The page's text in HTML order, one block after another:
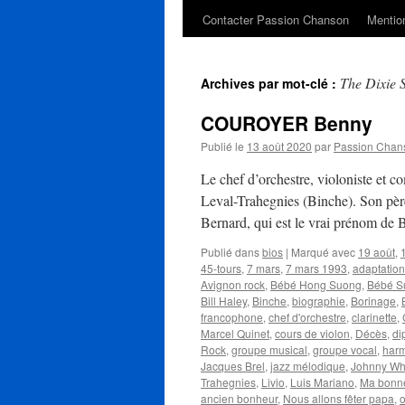
Contacter Passion Chanson
Archives par mot-clé : The Dixie
COUROYER Benny
Publié le 13 août 2020 par Passion
Le chef d’orchestre, violoniste et
Leval-Trahegnies (Binche). Son
Bernard, qui est le vrai prénom de
Publié dansbios | Marqué avec 19 août,
45-tours, 7 mars, 7 mars 1993, adaptation
Avignon rock, Bébé Hong Suong, Bébé
Bill Haley, Binche, biographie, Borinage,
francophone, chef d'orchestre, clarinette,
Marcel Quinet, cours de violon, Décès,
Rock, groupe musical, groupe vocal,
Jacques Brel, jazz mélodique, Johnny
Trahegnies, Livio, Luis Mariano, Ma
ancien bonheur, Nous allons fêter papa,